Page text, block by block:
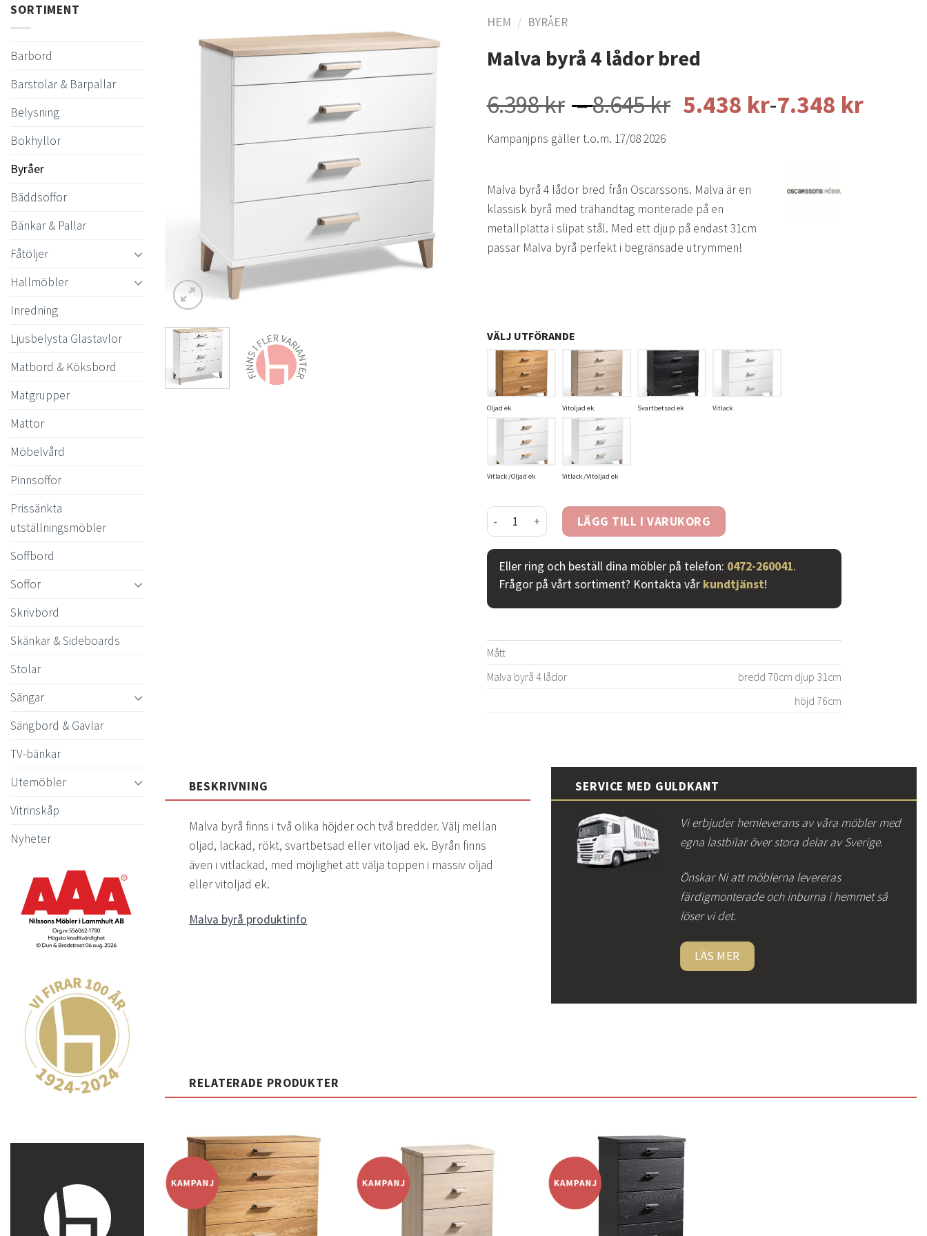
SORTIMENT
Barbord
Barstolar & Barpallar
Belysning
Bokhyllor
Byråer
Bäddsoffor
Bänkar & Pallar
Fåtöljer
Hallmöbler
Inredning
Ljusbelysta Glastavlor
Matbord & Köksbord
Matgrupper
Mattor
Möbelvård
Pinnsoffor
Prissänkta
utställningsmöbler
Soffbord
Soffor
Skrivbord
Skänkar & Sideboards
Stolar
Sängar
Sängbord & Gavlar
TV-bänkar
Utemöbler
Vitrinskåp
Nyheter
Lägg
HEM / BYRÅER
Malva byrå 4 lådor bred
6.398kr –8.645kr Prisintervall:
8.645 kr
5.438 kr-7.348 kr
Kampanjpris gäller t.o.m. 17/08 2026
Malva byrå 4 lådor bred från Oscarssons. Malva är en
klassisk byrå med trähandtag monterade på en
metallplatta i slipat stål. Med ett djup på endast 31cm
passar Malva byrå perfekt i begränsade utrymmen!
VÄLJ UTFÖRANDE
Oljad ek Vitoljad ek Svartbetsad ek Vitlack
Vitlack /Oljad ek Vitlack /Vitoljad ek
Malva byrå 4 lådor bred mängdLÄGG TILL I VARUKORG
Eller ring och beställ dina möbler på telefon: 0472-260041.
Frågor på vårt sortiment? Kontakta vår kundtjänst!
Mått
Malva byrå 4 lådor
bredd 70cm djup 31cm
höjd 76cm
BESKRIVNING
Malva byrå finns i två olika höjder och två bredder. Välj mellan
oljad, lackad, rökt, svartbetsad eller vitoljad ek. Byrån finns
även i vitlackad, med möjlighet att välja toppen i massiv oljad
eller vitoljad ek.
Malva byrå produktinfo
SERVICE MED GULDKANT
Vi erbjuder hemleverans av våra möbler med
egna lastbilar över stora delar av Sverige.
Önskar Ni att möblerna levereras
färdigmonterade och inburna i hemmet så
löser vi det.
LÄS MER
RELATERADE PRODUKTER
Lägg
till i
önskelistan
önskelistan